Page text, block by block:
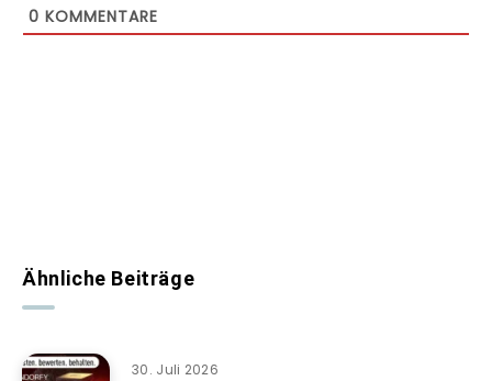
0 KOMMENTARE
Ähnliche Beiträge
30. Juli 2026